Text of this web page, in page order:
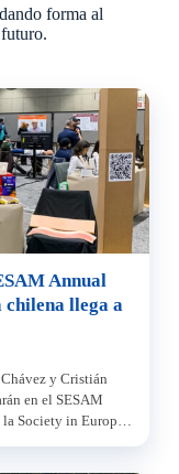
dando forma al
Annual
llega a
y Cristián
en el SESAM
Society in Europe